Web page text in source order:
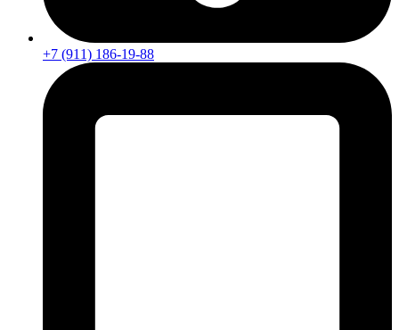
+7 (911) 186-19-88